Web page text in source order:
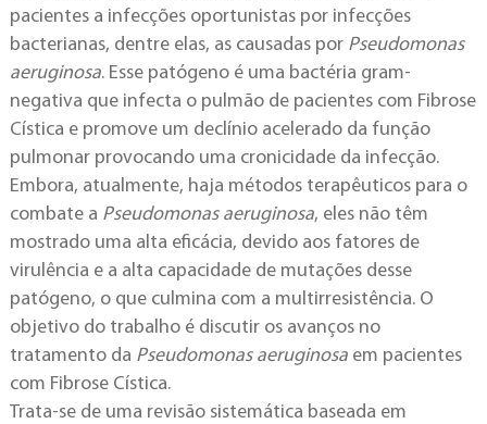
pacientes a infecções oportunistas por infecções
bacterianas, dentre elas, as causadas por Pseudomonas
aeruginosa. Esse patógeno é uma bactéria gram-
negativa que infecta o pulmão de pacientes com Fibrose
Cística e promove um declínio acelerado da função
pulmonar provocando uma cronicidade da infecção.
Embora, atualmente, haja métodos terapêuticos para o
combate a Pseudomonas aeruginosa, eles não têm
mostrado uma alta eficácia, devido aos fatores de
virulência e a alta capacidade de mutações desse
patógeno, o que culmina com a multirresistência. O
objetivo do trabalho é discutir os avanços no
tratamento da Pseudomonas aeruginosaem pacientes
com Fibrose Cística.
Trata-se de uma revisão sistemática baseada em